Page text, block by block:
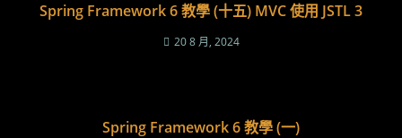
Spring Framework 6 教學 (十五) MVC 使用 JSTL 3
20 8 月, 2024
Spring Framework 6 教學 (一)